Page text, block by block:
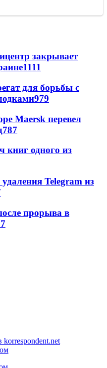
закрывает
1111
для борьбы с
979
Maersk перевел
787
книг одного из
Telegram из
прорыва в
korrespondent.net